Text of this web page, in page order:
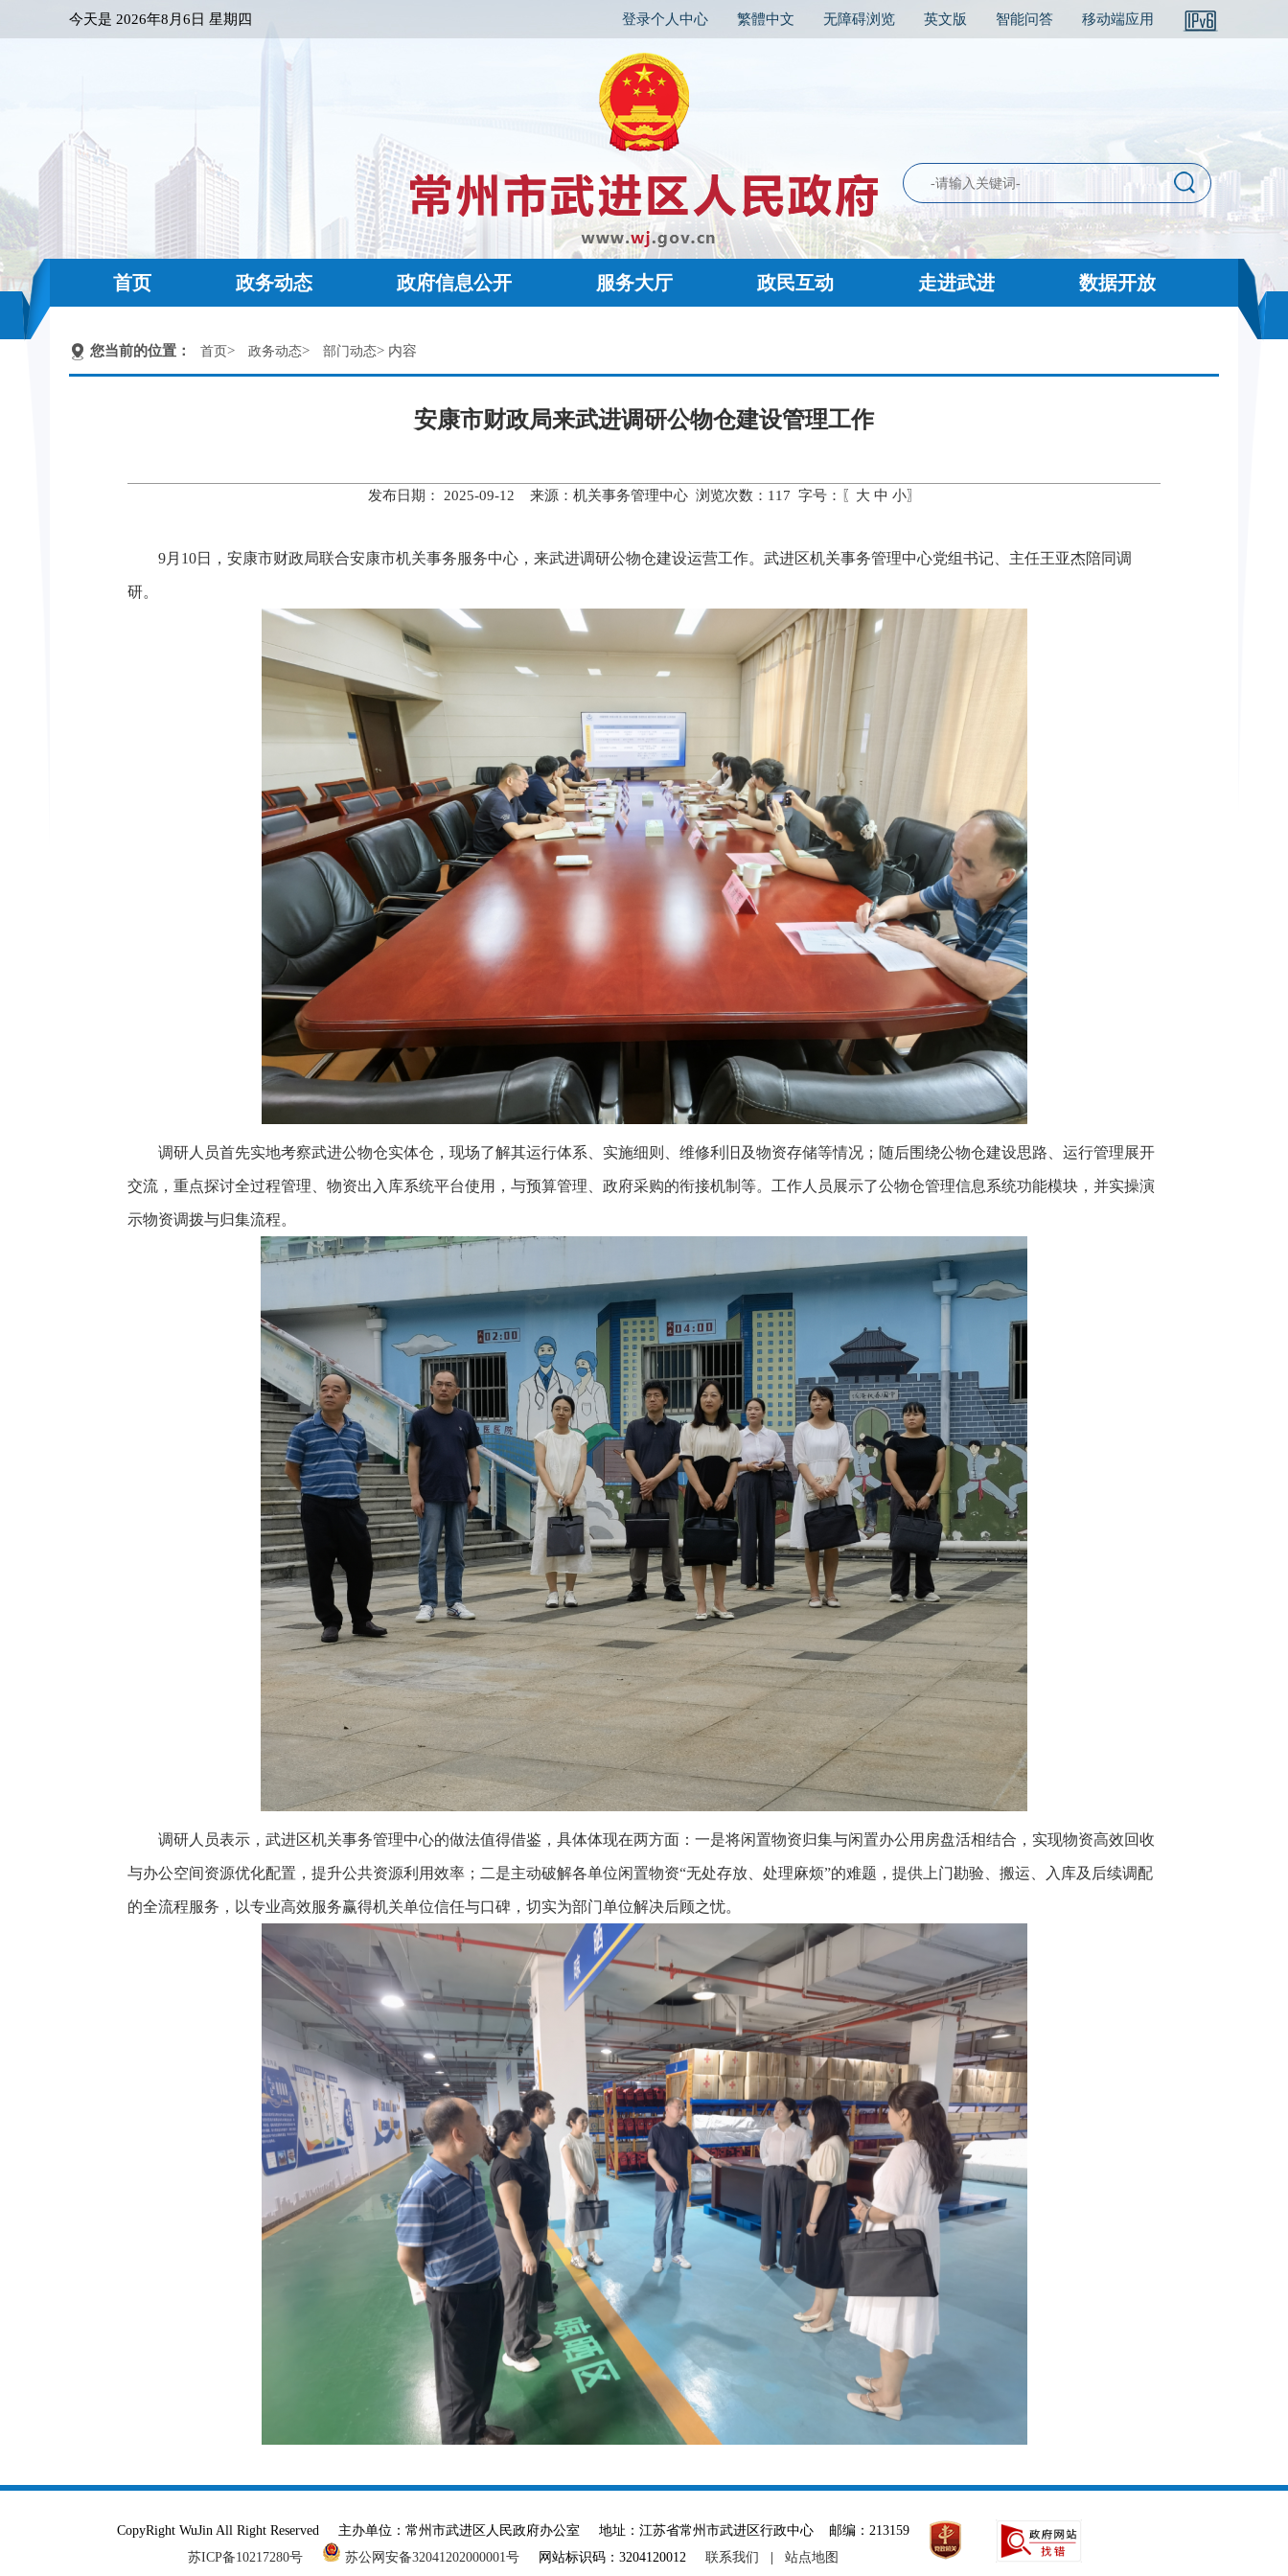
今天是 2026年8月6日 星期四 登录个人中心 繁體中文 无障碍浏览 英文版 智能问答 移动端应用
首页 政务动态 政府信息公开 服务大厅 政民互动 走进武进 数据开放
您当前的位置： 首页> 政务动态> 部门动态> 内容
安康市财政局来武进调研公物仓建设管理工作
发布日期： 2025-09-12 来源：机关事务管理中心 浏览次数： 117 字号：〖 大 中 小〗
9月10日，安康市财政局联合安康市机关事务服务中心，来武进调研公物仓建设运营工作。武进区机关事务管理中心党组书记、主任王亚杰陪同调
研。
调研人员首先实地考察武进公物仓实体仓，现场了解其运行体系、实施细则、维修利旧及物资存储等情况；随后围绕公物仓建设思路、运行管理展开
交流，重点探讨全过程管理、物资出入库系统平台使用，与预算管理、政府采购的衔接机制等。工作人员展示了公物仓管理信息系统功能模块，并实操演
示物资调拨与归集流程。
调研人员表示，武进区机关事务管理中心的做法值得借鉴，具体体现在两方面：一是将闲置物资归集与闲置办公用房盘活相结合，实现物资高效回收
与办公空间资源优化配置，提升公共资源利用效率；二是主动破解各单位闲置物资“无处存放、处理麻烦”的难题，提供上门勘验、搬运、入库及后续调配
的全流程服务，以专业高效服务赢得机关单位信任与口碑，切实为部门单位解决后顾之忧。
CopyRight WuJin All Right Reserved 主办单位：常州市武进区人民政府办公室 地址：江苏省常州市武进区行政中心 邮编：213159
苏ICP备10217280号
苏公网安备32041202000001号 网站标识码：3204120012 联系我们 站点地图